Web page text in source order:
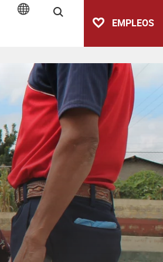
Buscar
EMPLEOS